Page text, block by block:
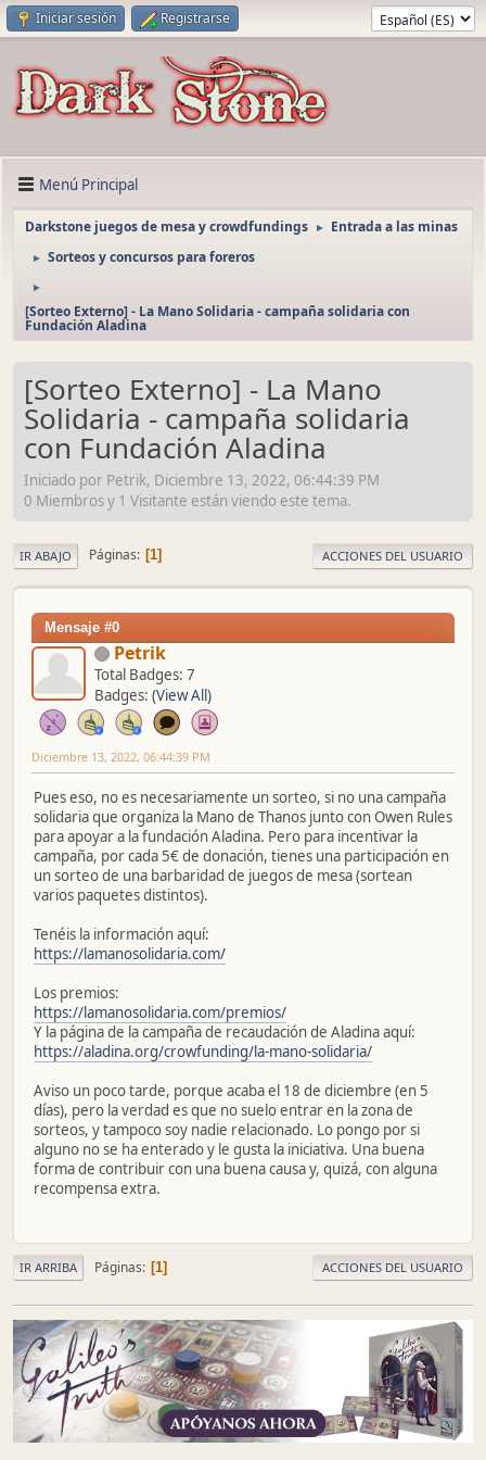
Iniciar sesión Registrarse
Menú Principal
Darkstone juegos de mesa y crowdfundings ► Entrada a las minas
► Sorteos y concursos para foreros
►
[Sorteo Externo] - La Mano Solidaria - campaña solidaria con
Fundación Aladina
[Sorteo Externo] - La Mano
Solidaria - campaña solidaria
con Fundación Aladina
Iniciado por Petrik, Diciembre 13, 2022, 06:44:39 PM
0 Miembros y 1 Visitante están viendo este tema.
IR ABAJO Páginas 1 ACCIONES DEL USUARIO
Mensaje #0
Petrik
Total Badges: 7
Badges: (View All)
Diciembre 13, 2022, 06:44:39 PM
Pues eso, no es necesariamente un sorteo, si no una campaña
solidaria que organiza la Mano de Thanos junto con Owen Rules
para apoyar a la fundación Aladina. Pero para incentivar la
campaña, por cada 5€ de donación, tienes una participación en
un sorteo de una barbaridad de juegos de mesa (sortean
varios paquetes distintos).
Tenéis la información aquí:
https://lamanosolidaria.com/
Los premios:
https://lamanosolidaria.com/premios/
Y la página de la campaña de recaudación de Aladina aquí:
https://aladina.org/crowfunding/la-mano-solidaria/
Aviso un poco tarde, porque acaba el 18 de diciembre (en 5
días), pero la verdad es que no suelo entrar en la zona de
sorteos, y tampoco soy nadie relacionado. Lo pongo por si
alguno no se ha enterado y le gusta la iniciativa. Una buena
forma de contribuir con una buena causa y, quizá, con alguna
recompensa extra.
IR ARRIBA Páginas 1 ACCIONES DEL USUARIO